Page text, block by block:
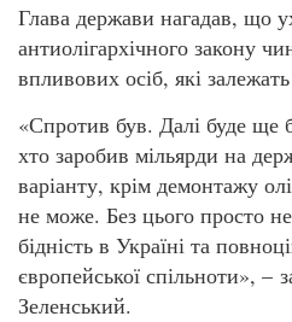
Глава держави нагадав, що
антиолігархічного закону
впливових осіб, які залежать
«Спротив був. Далі буде ще
хто заробив мільярди на
варіанту, крім демонтажу
не може. Без цього просто
бідність в Україні та
європейської спільноти», –
Зеленський.